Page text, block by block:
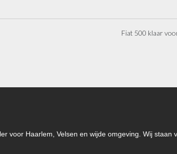
Fiat 500 klaar
voor Haarlem, Velsen en wijde omgeving. Wij staan